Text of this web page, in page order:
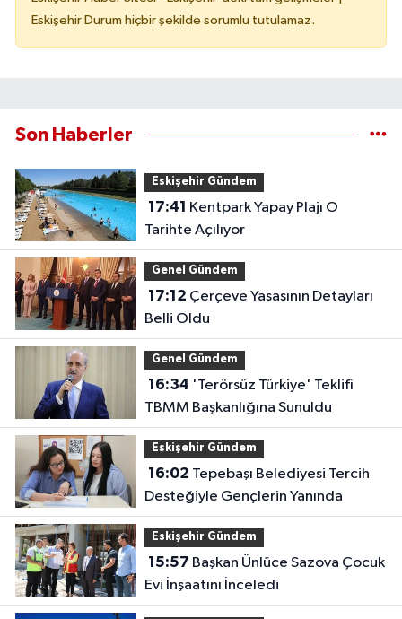
Eskişehir Durum hiçbir şekilde sorumlu tutulamaz.
Son Haberler
Eskişehir Gündem
17:41
Tarihte Açılıyor
Genel Gündem
17:12
Belli Oldu
Genel Gündem
16:34
TBMM Başkanlığına Sunuldu
Eskişehir Gündem
16:02
Desteğiyle Gençlerin Yanında
Eskişehir Gündem
15:57
Evi İnşaatını İnceledi